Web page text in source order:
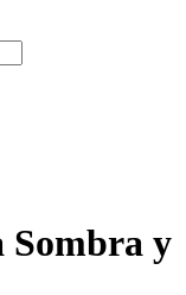
Sombra y